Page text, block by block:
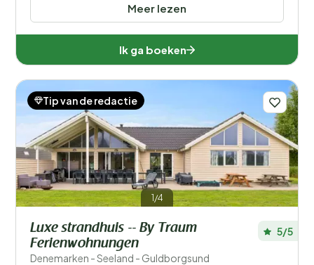
Meer lezen
Ik ga boeken
1/4
Tip van de redactie
Luxe strandhuis -- By Traum
Ferienwohnungen
Denemarken - Seeland - Guldborgsund
5/5